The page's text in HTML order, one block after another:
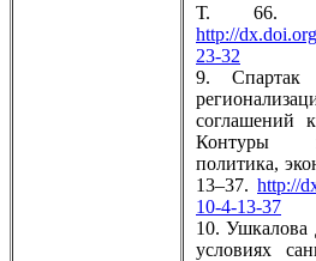
Т. 66.
http://
23-32
9. Спартак
соглашений
Контуры
политика,
13–37. http://
10-4-13-37
10.
условиях